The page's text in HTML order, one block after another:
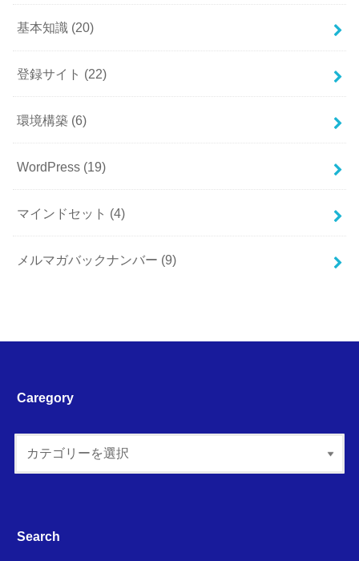
基本知識 (20)
登録サイト (22)
環境構築 (6)
WordPress (19)
マインドセット (4)
メルマガバックナンバー (9)
Caregory
Search